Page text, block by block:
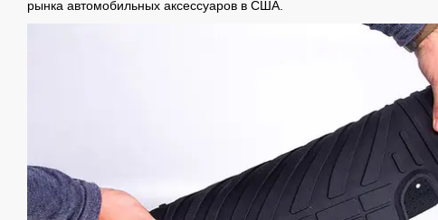
рынка автомобильных аксессуаров в США.